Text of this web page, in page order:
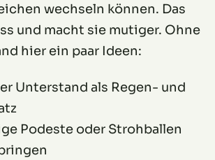
wechseln können. Das
und macht sie mutiger. Ohne
hier ein paar Ideen:
Unterstand als Regen- und
Podeste oder Strohballen